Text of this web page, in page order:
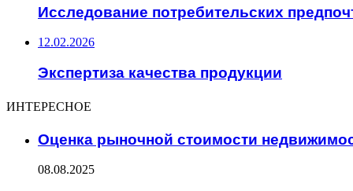
Исследование потребительских
12.02.2026
Экспертиза качества продукции
ИНТЕРЕСНОЕ
Оценка рыночной стоимости
08.08.2025